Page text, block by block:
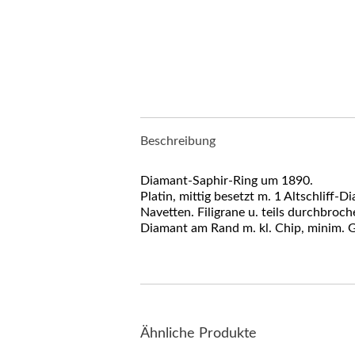
Beschreibung
Diamant-Saphir-Ring um 1890.
Platin, mittig besetzt m. 1 Altschliff-
Navetten. Filigrane u. teils
Diamant am Rand m. kl. Chip, minim.
Ähnliche Produkte